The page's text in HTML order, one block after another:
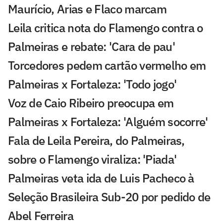
Maurício, Arias e Flaco marcam
Leila critica nota do Flamengo contra o
Palmeiras e rebate: 'Cara de pau'
Torcedores pedem cartão vermelho em
Palmeiras x Fortaleza: 'Todo jogo'
Voz de Caio Ribeiro preocupa em
Palmeiras x Fortaleza: 'Alguém socorre'
Fala de Leila Pereira, do Palmeiras,
sobre o Flamengo viraliza: 'Piada'
Palmeiras veta ida de Luis Pacheco à
Seleção Brasileira Sub-20 por pedido de
Abel Ferreira